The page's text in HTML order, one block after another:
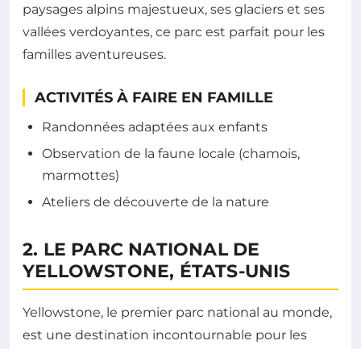
paysages alpins majestueux, ses glaciers et ses
vallées verdoyantes, ce parc est parfait pour les
familles aventureuses.
ACTIVITÉS À FAIRE EN FAMILLE
Randonnées adaptées aux enfants
Observation de la faune locale (chamois,
marmottes)
Ateliers de découverte de la nature
2. LE PARC NATIONAL DE
YELLOWSTONE, ÉTATS-UNIS
Yellowstone, le premier parc national au monde,
est une destination incontournable pour les